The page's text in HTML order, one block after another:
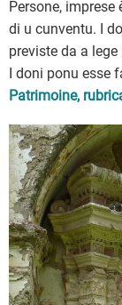
Persone,
di u cunventu. I
previste da a lege
I doni ponu esse
Patrimoine,